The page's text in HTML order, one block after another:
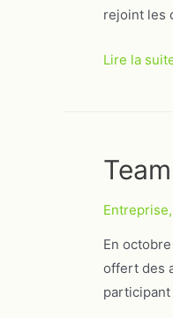
rejoint les
Mariage
Lire la
Entreprise,
En
offert des